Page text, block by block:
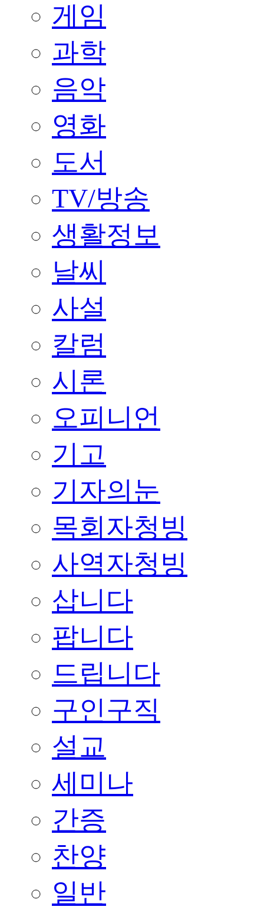
게임
과학
음악
영화
도서
TV/방송
생활정보
날씨
사설
칼럼
시론
오피니언
기고
기자의눈
목회자청빙
사역자청빙
삽니다
팝니다
드립니다
구인구직
설교
세미나
간증
찬양
일반